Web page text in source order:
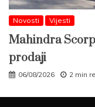
Novosti Vijesti
Mahindra
prodaji
06/08/2026 2 min